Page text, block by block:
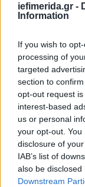
iefimerida.gr -
Information
If you wish to
processing of
targeted
section to
opt-out request
interest-based
us or personal
your opt-out.
disclosure of
IAB’s list of
also be
Downstream
Σύμφωνα με
ισχυροί
ποσότητες
οδήγησε
τελικά
Aναφορικά με
σημείωσε ότι
ωστόσο το
δύσκολο το